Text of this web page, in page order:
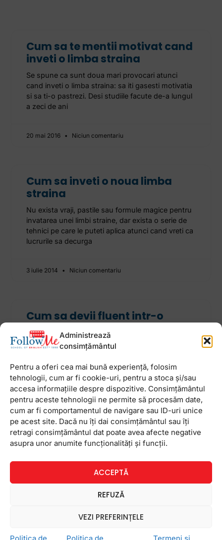
Administrează
consimțământul
Pentru a oferi cea mai bună experiență, folosim
tehnologii, cum ar fi cookie-uri, pentru a stoca și/sau
accesa informațiile despre dispozitive. Consimțământul
pentru aceste tehnologii ne permite să procesăm date,
cum ar fi comportamentul de navigare sau ID-uri unice
pe acest site. Dacă nu îți dai consimțământul sau îți
retragi consimțământul dat poate avea afecte negative
asupra unor anumite funcționalități și funcții.
ACCEPTĂ
REFUZĂ
VEZI PREFERINȚELE
Cum sa te mentii motivat cand
inveti o limba straina
Se spune ca sunt doua mari provocari atunci
cand inveti o limba straina: sa iti gasesti motivatia
si sa ti-o pastrezi. Desi studiile facute de-a lungul
a zeci de ani
20 mai 2016 Niciun comentariu
Cum sa inveti o noua limba
straina
Nu exista vraji, pastile sau formule magice pentru
invatarea unei limbi straine, dar exista o serie de
tehnici pe care le puteti aplica atunci cand vreti ca
lucrurile sa decurga
3 iulie 2014 Niciun comentariu
Cum sa devii fluent intr-o
limba straina
Secretul fluentei intr-o limba straina este ca nu
dar nici simplul studiu dupa manualul din clasa
saptamana de saptamana nu va va oferi
21 octombrie 2013 Niciun comentariu
Newsletter